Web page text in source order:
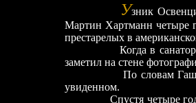
Узник
Мартин Хартманн четыре
престарелых в
Когда в санаторий
заметил на стене
По словам
увиденном.
Спустя четыре года